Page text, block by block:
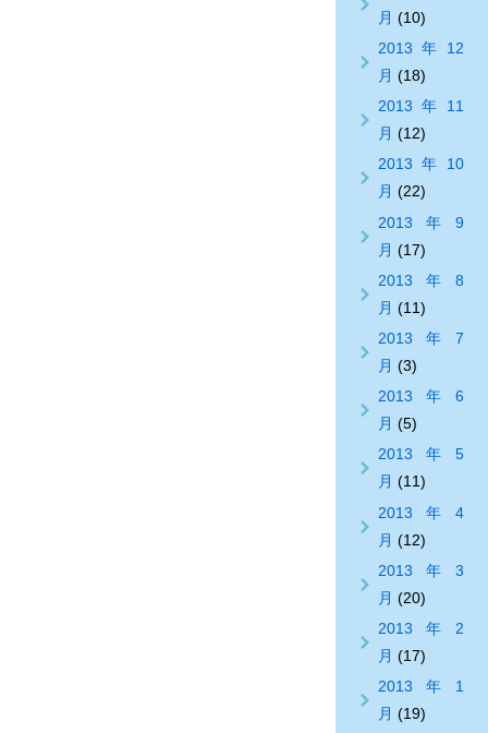
月 (10)
2013年12
月 (18)
2013年11
月 (12)
2013年10
月 (22)
2013年9
月 (17)
2013年8
月 (11)
2013年7
月 (3)
2013年6
月 (5)
2013年5
月 (11)
2013年4
月 (12)
2013年3
月 (20)
2013年2
月 (17)
2013年1
月 (19)